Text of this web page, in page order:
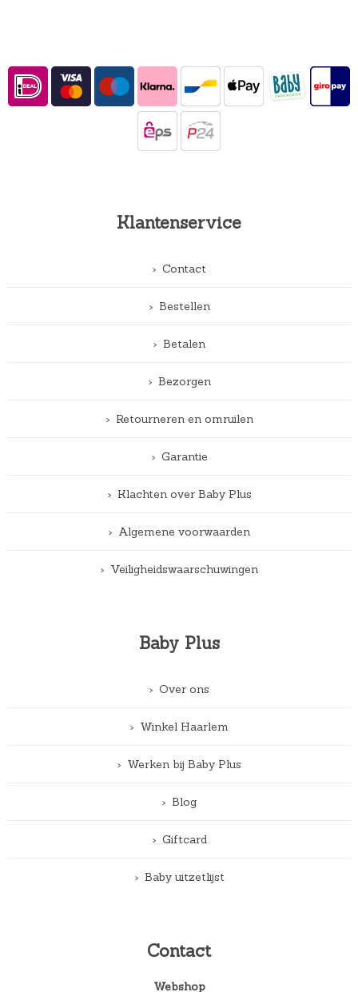
Klantenservice
Contact
Bestellen
Betalen
Bezorgen
Retourneren en omruilen
Garantie
Klachten over Baby Plus
Algemene voorwaarden
Veiligheidswaarschuwingen
Baby Plus
Over ons
Winkel Haarlem
Werken bij Baby Plus
Blog
Giftcard
Baby uitzetlijst
Contact
Webshop